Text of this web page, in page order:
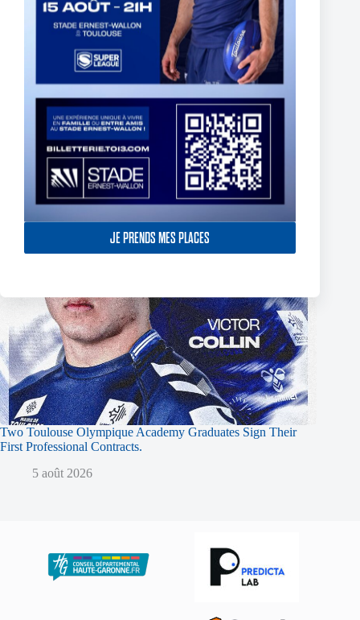
JE PRENDS MES PLACES
The End of Reubenn Rennie’s Olympian Journey
6 août 2026
Two Toulouse Olympique Academy Graduates Sign Their
First Professional Contracts.
5 août 2026